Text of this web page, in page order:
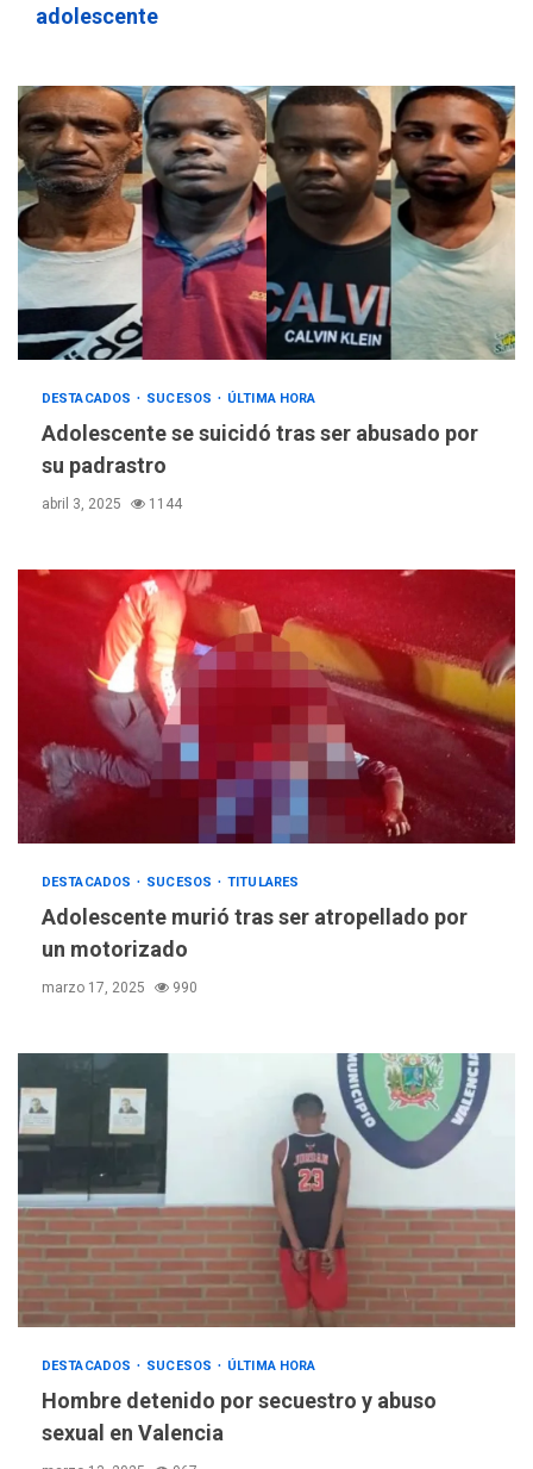
adolescente
DESTACADOS SUCESOS ÚLTIMA HORA
Adolescente se suicidó tras ser abusado por
su padrastro
abril 3, 2025 1144
DESTACADOS SUCESOS TITULARES
Adolescente murió tras ser atropellado por
un motorizado
marzo 17, 2025 990
DESTACADOS SUCESOS ÚLTIMA HORA
Hombre detenido por secuestro y abuso
sexual en Valencia